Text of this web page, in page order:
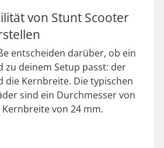
von Stunt Scooter
entscheiden darüber, ob ein
zu deinem Setup passt: der
die Kernbreite. Die typischen
sind ein Durchmesser von
von 24 mm.